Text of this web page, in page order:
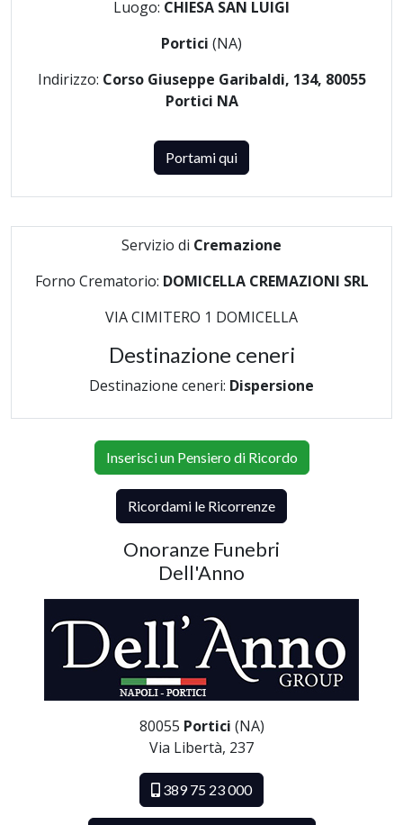
Luogo: CHIESA SAN LUIGI
Portici (NA)
Indirizzo: Corso Giuseppe Garibaldi, 134, 80055
Portici NA
Portami qui
Servizio di Cremazione
Forno Crematorio: DOMICELLA CREMAZIONI SRL
VIA CIMITERO 1 DOMICELLA
Destinazione ceneri
Destinazione ceneri: Dispersione
Inserisci un Pensiero di Ricordo
Ricordami le Ricorrenze
Onoranze Funebri
Dell'Anno
80055 Portici (NA)
Via Libertà, 237
389 75 23 000